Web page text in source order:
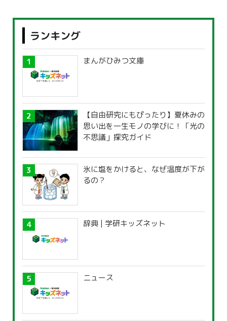
ランキング
まんがひみつ文庫
【自由研究にもぴったり】夏休みの
思い出を一生モノの学びに！「光の
不思議」探究ガイド
氷に塩をかけると、なぜ温度が下が
るの？
辞典 | 学研キッズネット
ニュース